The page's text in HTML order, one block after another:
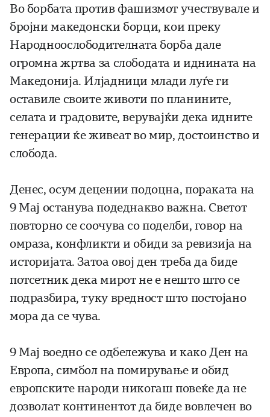
Во борбата против фашизмот учествувале и
бројни македонски борци, кои преку
Народноослободителната борба дале
огромна жртва за слободата и иднината на
Македонија. Илјадници млади луѓе ги
оставиле своите животи по планините,
селата и градовите, верувајќи дека идните
генерации ќе живеат во мир, достоинство и
слобода.
Денес, осум децении подоцна, пораката на
9 Мај останува подеднакво важна. Светот
повторно се соочува со поделби, говор на
омраза, конфликти и обиди за ревизија на
историјата. Затоа овој ден треба да биде
потсетник дека мирот не е нешто што се
подразбира, туку вредност што постојано
мора да се чува.
9 Мај воедно се одбележува и како Ден на
Европа, симбол на помирување и обид
европските народи никогаш повеќе да не
дозволат континентот да биде вовлечен во